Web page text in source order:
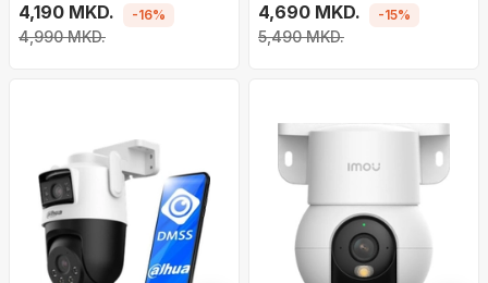
PT со автоматско
следење, бела
4,190 MKD.
4,990 MKD.
-16% 4,690 MKD.
5,490 MKD.
-15%